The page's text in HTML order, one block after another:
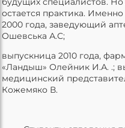
остается практика.
2000 года, заведующий
Ошевська А.С;
выпускница 2010 года,
«Ландыш» Олейник И.А. .;
медицинский
Кожемяко В.